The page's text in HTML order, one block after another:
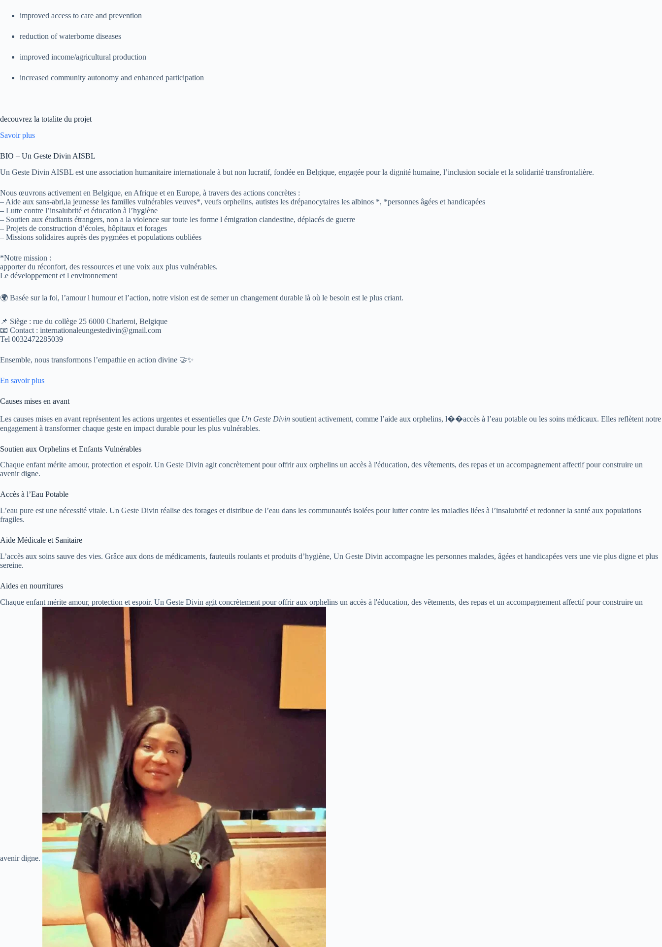
improved access to care and prevention
reduction of waterborne diseases
improved income/agricultural production
increased community autonomy and enhanced participation
decouvrez la totalite du projet
Savoir plus
BIO – Un Geste Divin AISBL
Un Geste Divin AISBL est une association humanitaire internationale à but non lucratif, fondée en Belgique, engagée pour la dignité humaine, l’inclusion sociale et la solidarité transfrontalière.
Nous œuvrons activement en Belgique, en Afrique et en Europe, à travers des actions concrètes :
– Aide aux sans-abri,la jeunesse les familles vulnérables veuves*, veufs orphelins, autistes les drépanocytaires les albinos *, *personnes âgées et handicapées
– Lutte contre l’insalubrité et éducation à l’hygiène
– Soutien aux étudiants étrangers, non a la violence sur toute les forme l émigration clandestine, déplacés de guerre
– Projets de construction d’écoles, hôpitaux et forages
– Missions solidaires auprès des pygmées et populations oubliées
*Notre mission :
apporter du réconfort, des ressources et une voix aux plus vulnérables.
Le développement et l environnement
🌍 Basée sur la foi, l’amour l humour et l’action, notre vision est de semer un changement durable là où le besoin est le plus criant.
📌 Siège : rue du collège 25 6000 Charleroi, Belgique
📧 Contact : internationaleungestedivin@gmail.com
Tel 0032472285039
Ensemble, nous transformons l’empathie en action divine 🤝✨
En savoir plus
Causes mises en avant
Les causes mises en avant représentent les actions urgentes et essentielles que Un Geste Divin soutient activement, comme l’aide aux orphelins, l��accès à l’eau potable ou les soins médicaux. Elles reflètent notre
engagement à transformer chaque geste en impact durable pour les plus vulnérables.
Soutien aux Orphelins et Enfants Vulnérables
Chaque enfant mérite amour, protection et espoir. Un Geste Divin agit concrètement pour offrir aux orphelins un accès à l'éducation, des vêtements, des repas et un accompagnement affectif pour construire un
avenir digne.
Accès à l’Eau Potable
L’eau pure est une nécessité vitale. Un Geste Divin réalise des forages et distribue de l’eau dans les communautés isolées pour lutter contre les maladies liées à l’insalubrité et redonner la santé aux populations
fragiles.
Aide Médicale et Sanitaire
L’accès aux soins sauve des vies. Grâce aux dons de médicaments, fauteuils roulants et produits d’hygiène, Un Geste Divin accompagne les personnes malades, âgées et handicapées vers une vie plus digne et plus
sereine.
Aides en nourritures
Chaque enfant mérite amour, protection et espoir. Un Geste Divin agit concrètement pour offrir aux orphelins un accès à l'éducation, des vêtements, des repas et un accompagnement affectif pour construire un
avenir digne.